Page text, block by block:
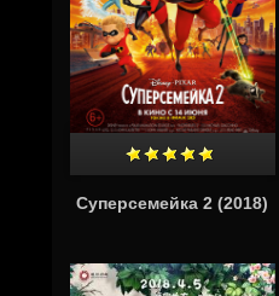
Суперсемейка 2 (2018)